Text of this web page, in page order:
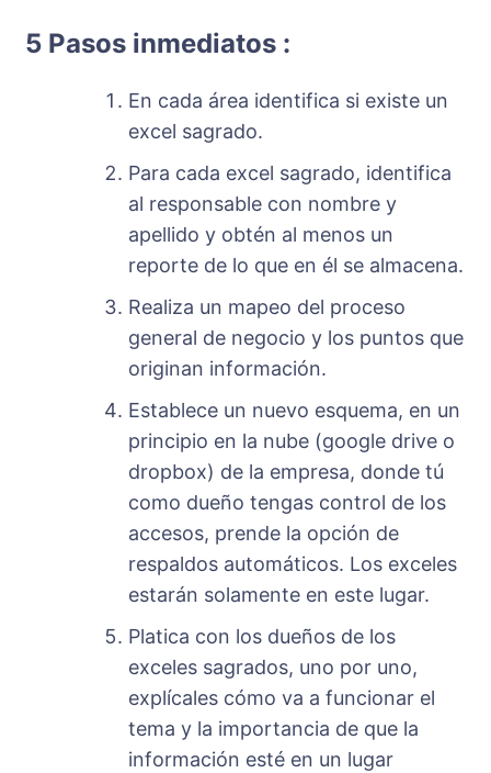
5 Pasos inmediatos :
En cada área identifica si existe un
excel sagrado.
Para cada excel sagrado, identifica
al responsable con nombre y
apellido y obtén al menos un
reporte de lo que en él se almacena.
Realiza un mapeo del proceso
general de negocio y los puntos que
originan información.
Establece un nuevo esquema, en un
principio en la nube (google drive o
dropbox) de la empresa, donde tú
como dueño tengas control de los
accesos, prende la opción de
respaldos automáticos. Los exceles
estarán solamente en este lugar.
Platica con los dueños de los
exceles sagrados, uno por uno,
explícales cómo va a funcionar el
tema y la importancia de que la
información esté en un lugar